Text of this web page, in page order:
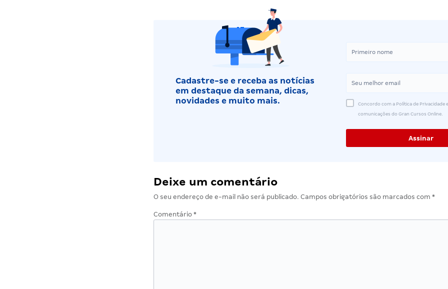
Cadastre-se e receba as notícias
em destaque da semana, dicas,
novidades e muito mais.
Concordo com a Política de Privacidade
comunicações do Gran Cursos Online.
Deixe um comentário
O seu endereço de e-mail não será publicado. Campos obrigatórios são marcados com *
Comentário *